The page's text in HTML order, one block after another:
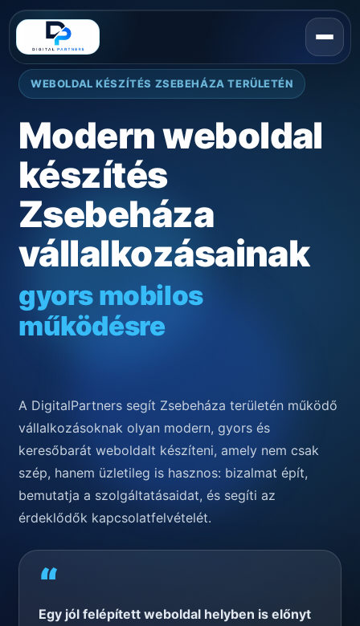
WEBOLDAL KÉSZÍTÉS ZSEBEHÁZA TERÜLETÉN
Modern weboldal
készítés
Zsebeháza
vállalkozásainak
gyors mobilos
működésre
A DigitalPartners segít Zsebeháza területén működő
vállalkozásoknak olyan modern, gyors és
keresőbarát weboldalt készíteni, amely nem csak
szép, hanem üzletileg is hasznos: bizalmat épít,
bemutatja a szolgáltatásaidat, és segíti az
érdeklődők kapcsolatfelvételét.
“
Egy jól felépített weboldal helyben is előnyt